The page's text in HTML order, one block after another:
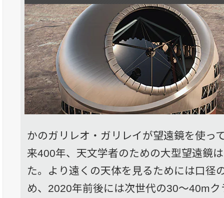
かのガリレオ・ガリレイが望遠鏡を使っ
来400年、天文学者のための大型望遠鏡
た。より遠くの天体を見るためには口径
め、2020年前後には次世代の30〜40m